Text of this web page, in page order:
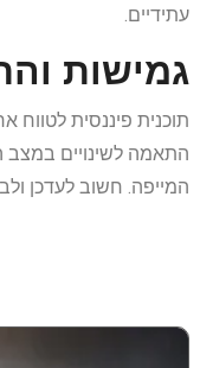
עתידיים.
גמישות
תוכנית פיננסית לטווח
התאמה לשינויים במצב
המייפה. חשוב לעדכן